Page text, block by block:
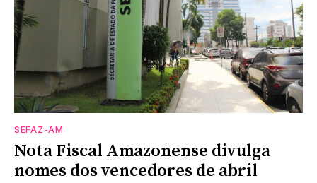
SEFAZ-AM
Nota Fiscal Amazonense divulga
nomes dos vencedores de abril